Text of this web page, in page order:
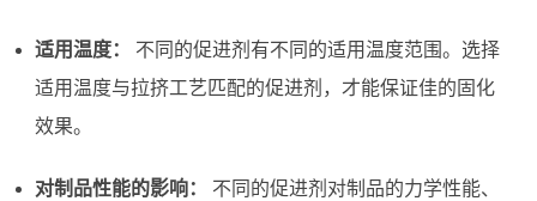
适用温度：
不同的促进剂有不同的适用温度范围。选择
适用温度与拉挤工艺匹配的促进剂，才能保证佳的固化
效果。
对制品性能的影响：
不同的促进剂对制品的力学性能、